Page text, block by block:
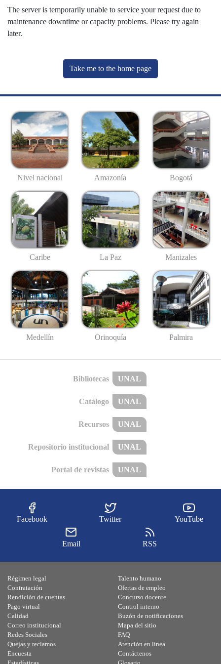
The server is temporarily unable to service your request due to
maintenance downtime or capacity problems. Please try again
later.
Take me to the home page
Nivel nacional Amazonía Bogotá
Caribe La Paz Manizales
Medellín Orinoquía Palmira
Bibliotecas UNAL
Catálogo UNAL
Recursos UNAL
Repositorio institucional UNAL
Portal de revistas UNAL
Facebook Twitter YouTube
Email RSS
Régimen legal
Contratación
Rendición de cuentas
Pago virtual
Calidad
Talento humano
Ofertas de empleo
Concurso docente
Control interno
Buzón de notificaciones
Correo institucional
Redes Sociales
Quejas y reclamos
Encuesta
Mapa del sitio
FAQ
Atención en línea
Contáctenos